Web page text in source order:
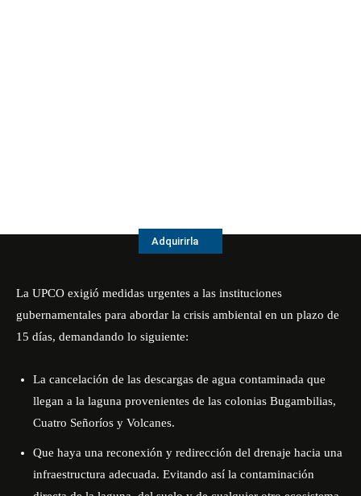
Adquirirla
La UPCO exigió medidas urgentes a las instituciones
gubernamentales para abordar la crisis ambiental en un plazo de
15 días, demandando lo siguiente:
La cancelación de las descargas de agua contaminada que
llegan a la laguna provenientes de las colonias Bugambilias,
Cuatro Señoríos y Volcanes.
Que haya una reconexión y redirección del drenaje hacia una
infraestructura adecuada. Evitando así la contaminación